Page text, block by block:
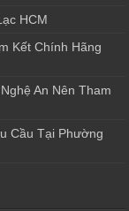
HCM
Kết Chính Hãng
An Nên Tham
Cầu Tại Phường